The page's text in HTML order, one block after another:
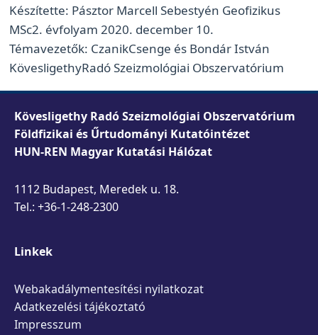
Készítette: Pásztor Marcell Sebestyén Geofizikus
MSc2. évfolyam 2020. december 10.
Témavezetők: CzanikCsenge és Bondár István
KövesligethyRadó Szeizmológiai Obszervatórium
Kövesligethy Radó Szeizmológiai Obszervatórium
Földfizikai és Űrtudományi Kutatóintézet
HUN-REN Magyar Kutatási Hálózat
1112 Budapest, Meredek u. 18.
Tel.: +36-1-248-2300
Linkek
Webakadálymentesítési nyilatkozat
Adatkezelési tájékoztató
Impresszum